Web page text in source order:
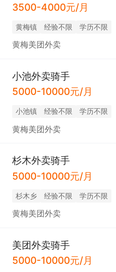
3500-4000元/月
黄梅镇 经验不限 学历不限
黄梅美团外卖
小池外卖骑手
5000-10000元/月
小池镇 经验不限 学历不限
黄梅美团外卖
杉木外卖骑手
5000-10000元/月
杉木乡 经验不限 学历不限
黄梅美团外卖
美团外卖骑手
5000-10000元/月